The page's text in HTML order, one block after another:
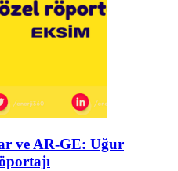
ve AR-GE: Uğur